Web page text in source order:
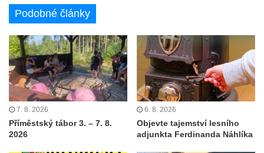
Podobné články
7. 8. 2026
Příměstský tábor 3. – 7. 8.
2026
6. 8. 2026
Objevte tajemství lesního
adjunkta Ferdinanda Náhlíka